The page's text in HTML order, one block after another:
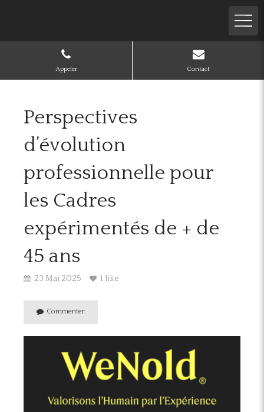
Appeler Contact
Perspectives
d’évolution
professionnelle pour
les Cadres
expérimentés de + de
45 ans
23 Mai 2025 1 like
Commenter